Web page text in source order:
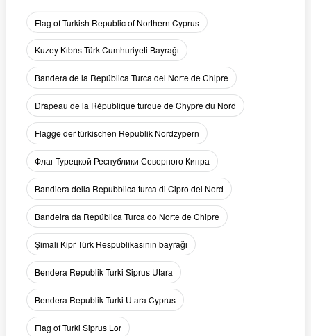
Flag of Turkish Republic of Northern Cyprus
Kuzey Kıbrıs Türk Cumhuriyeti Bayrağı
Bandera de la República Turca del Norte de Chipre
Drapeau de la République turque de Chypre du Nord
Flagge der türkischen Republik Nordzypern
Флаг Турецкой Республики Северного Кипра
Bandiera della Repubblica turca di Cipro del Nord
Bandeira da República Turca do Norte de Chipre
Şimali Kipr Türk Respublikasının bayrağı
Bendera Republik Turki Siprus Utara
Bendera Republik Turki Utara Cyprus
Flag of Turki Siprus Lor